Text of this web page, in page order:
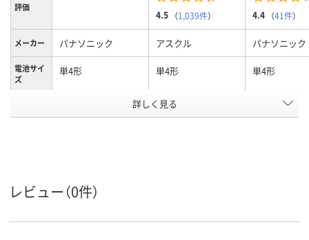
評価
4.5 （1,039件） 4.4 （41件）
メーカー パナソニック アスクル パナソニック
電池サイ
ズ
単4形 単4形 単4形
60
詳しく見る
レビュー（0件）